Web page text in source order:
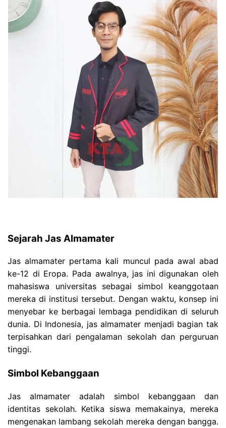
Sejarah Jas Almamater
Jas almamater pertama kali muncul pada awal abad
ke-12 di Eropa. Pada awalnya, jas ini digunakan oleh
mahasiswa universitas sebagai simbol keanggotaan
mereka di institusi tersebut. Dengan waktu, konsep ini
menyebar ke berbagai lembaga pendidikan di seluruh
dunia. Di Indonesia, jas almamater menjadi bagian tak
terpisahkan dari pengalaman sekolah dan perguruan
tinggi.
Simbol Kebanggaan
Jas almamater adalah simbol kebanggaan dan
identitas sekolah. Ketika siswa memakainya, mereka
mengenakan lambang sekolah mereka dengan bangga.